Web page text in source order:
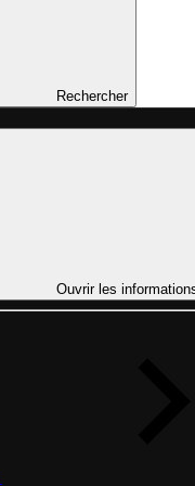
Rechercher
Ouvrir les